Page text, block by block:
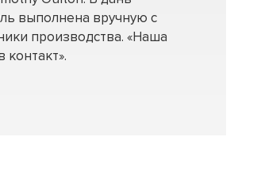
выполнена вручную с
производства. «Наша
контакт».